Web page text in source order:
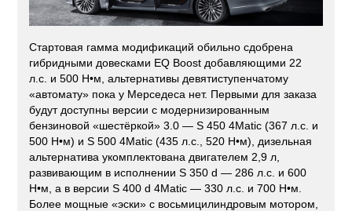
Стартовая гамма модификаций обильно сдобрена
гибридными довесками EQ Boost добавляющими 22
л.с. и 500 Н•м, альтернативы девятиступенчатому
«автомату» пока у Мерседеса нет. Первыми для заказа
будут доступны версии с модернизированным
бензиновой «шестёркой» 3.0 — S 450 4Matic (367 л.с. и
500 Н•м) и S 500 4Matic (435 л.с., 520 Н•м), дизельная
альтернатива укомплектована двигателем 2,9 л,
развивающим в исполнении S 350 d — 286 л.с. и 600
Н•м, а в версии S 400 d 4Matic — 330 л.с. и 700 Н•м.
Более мощные «эски» с восьмицилиндровым мотором,